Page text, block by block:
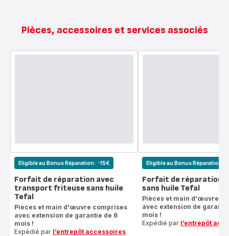
Pièces, accessoires et services associés
Eligible au Bonus Réparation : -15€
Forfait de réparation avec
transport friteuse sans huile
Tefal
Pièces et main d'œuvre comprises
avec extension de garantie de 6
mois !
Expédié par l’entrepôt accessoires
Eligible au Bonus Réparation : -
Forfait de réparation
sans huile Tefal
Pièces et main d'œuvre
avec extension de
mois !
Expédié par l’entrepôt